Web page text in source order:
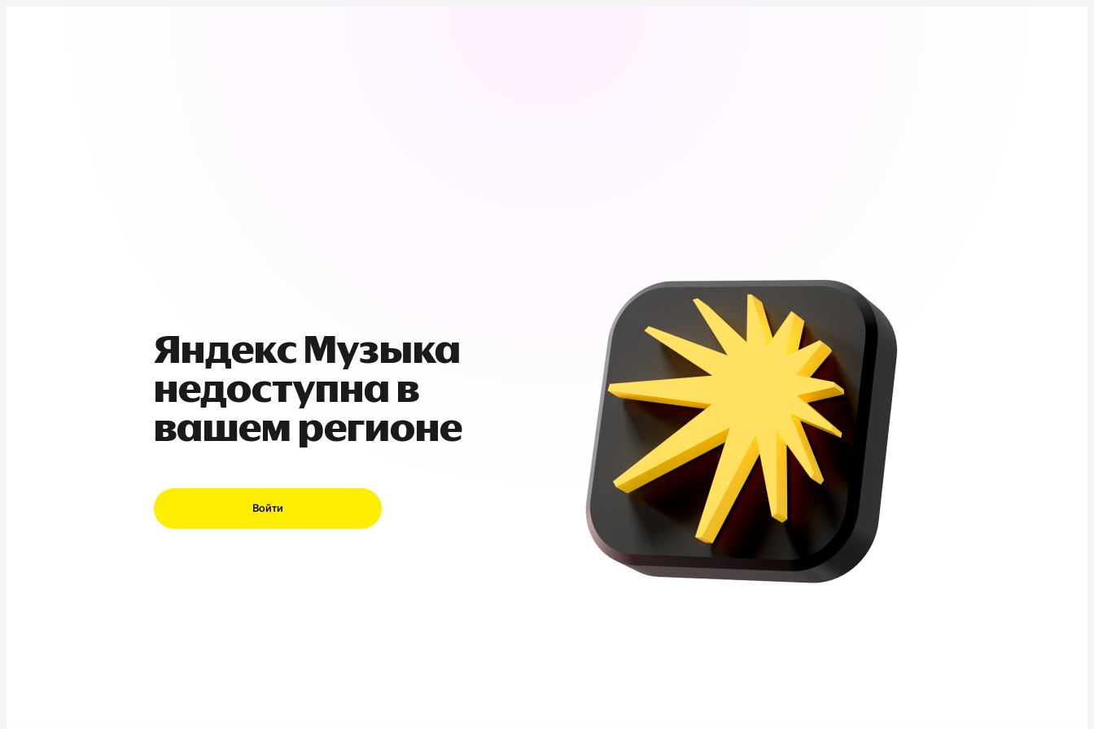
Яндекс Музыка
недоступна в
вашем регионе
Войти